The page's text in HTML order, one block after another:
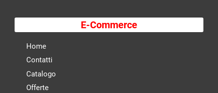
E-Commerce
Home
Contatti
Catalogo
Offerte